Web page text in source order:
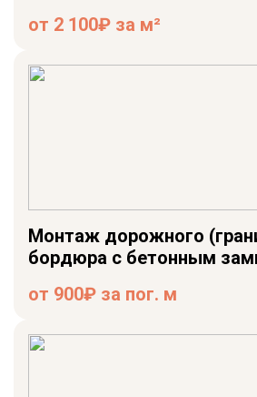
от 2 100₽ за м²
Монтаж дорожного
бордюра с бетонным
от 900₽ за пог. м